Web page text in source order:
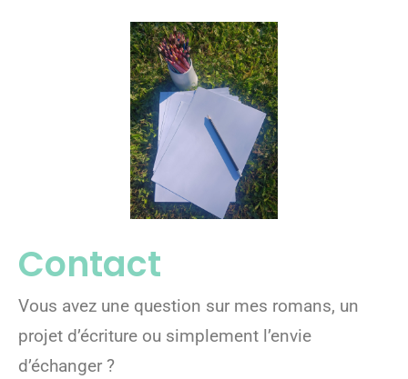
Contact
Vous avez une question sur mes romans, un
projet d’écriture ou simplement l’envie
d’échanger ?